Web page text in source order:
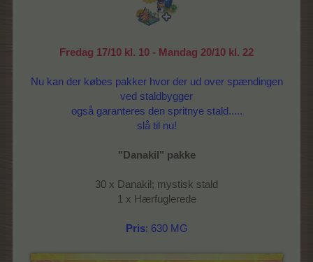
Fredag 17/10 kl. 10 - Mandag 20/10 kl. 22
Nu kan der købes pakker hvor der ud over spændingen
ved staldbygger
også garanteres den spritnye stald.....
slå til nu!
"Danakil" pakke
30 x Danakil; mystisk stald
1 x Hærfuglerede
Pris: 630 MG